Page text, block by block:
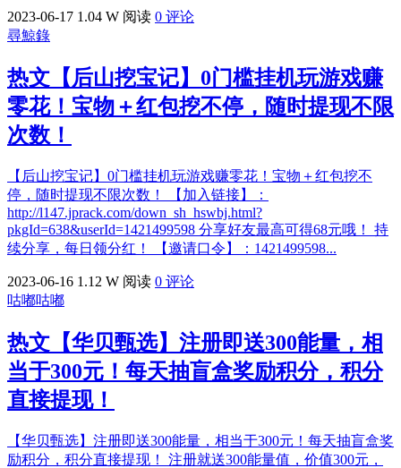
2023-06-17 1.04 W 阅读 0 评论
尋鯨錄
热文 【后山挖宝记】0门槛挂机玩游戏赚
零花！宝物＋红包挖不停，随时提现不限
次数！
【后山挖宝记】0门槛挂机玩游戏赚零花！宝物＋红包挖不
停，随时提现不限次数！ 【加入链接】：
http://l147.jprack.com/down_sh_hswbj.html?
pkgId=638&userId=1421499598 分享好友最高可得68元哦！ 持
续分享，每日领分红！ 【邀请口令】：1421499598...
2023-06-16 1.12 W 阅读 0 评论
咕嘟咕嘟
热文 【华贝甄选】注册即送300能量，相
当于300元！每天抽盲盒奖励积分，积分
直接提现！
【华贝甄选】注册即送300能量，相当于300元！每天抽盲盒奖
励积分，积分直接提现！ 注册就送300能量值，价值300元，